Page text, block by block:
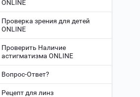
ONLINE
Проверка зрения для детей
ONLINE
Проверить Наличие
астигматизма ONLINE
Вопрос-Ответ?
Рецепт для линз